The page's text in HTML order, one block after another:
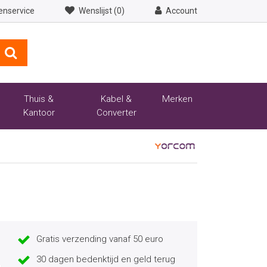
Wenslijst (0) Account
Thuis &
Kantoor
Kabel &
Converter
Merken
Gratis verzending vanaf 50 euro
30 dagen bedenktijd en geld terug